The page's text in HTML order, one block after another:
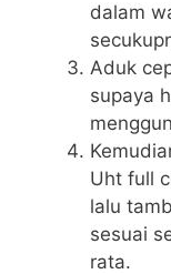
dalam
Aduk
supaya
Uht full
lalu
sesuai
rata.